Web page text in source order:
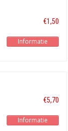
€1,50
Informatie
€5,70
Informatie